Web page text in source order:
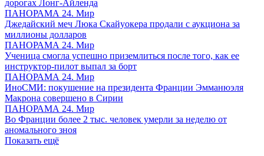
дорогах Лонг-Айленда
ПАНОРАМА 24. Мир
Джедайский меч Люка Скайуокера продали с аукциона за
миллионы долларов
ПАНОРАМА 24. Мир
Ученица смогла успешно приземлиться после того, как ее
инструктор-пилот выпал за борт
ПАНОРАМА 24. Мир
ИноСМИ: покушение на президента Франции Эмманюэля
Макрона совершено в Сирии
ПАНОРАМА 24. Мир
Во Франции более 2 тыс. человек умерли за неделю от
аномального зноя
Показать ещё